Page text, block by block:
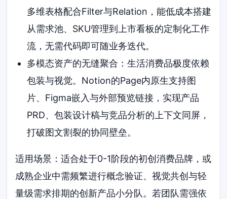
多维表格配合Filter与Relation，能低成本搭建
从需求池、SKU管理到上市看板的定制化工作
流，无需代码即可随业务迭代。
多模态资产的无缝聚合：生活消费品极度依赖
包装与视觉。Notion的Page内原生支持图
片、Figma嵌入与外部预览链接，实现产品
PRD、包装设计稿与竞品分析的上下文同屏，
打破图文割裂的协同壁垒。
适用场景：适合处于0-1阶段的初创消费品牌，或
成熟企业中需频繁进行概念验证、视觉共创与轻
量级需求排期的创新产品小分队。若团队需强依